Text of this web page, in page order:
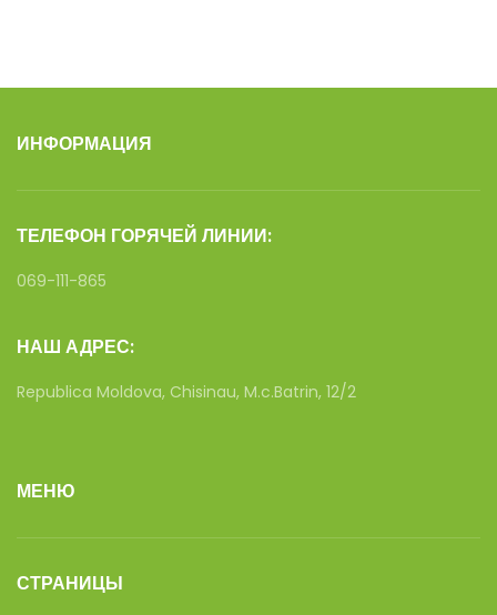
ИНФОРМАЦИЯ
ТЕЛЕФОН ГОРЯЧЕЙ ЛИНИИ:
069-111-865
НАШ АДРЕС:
Republica Moldova, Chisinau, M.c.Batrin, 12/2
МЕНЮ
СТРАНИЦЫ